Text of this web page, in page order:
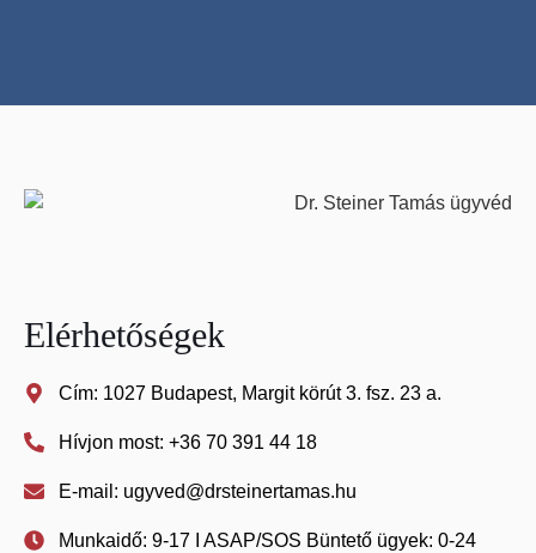
Elérhetőségek
Cím: 1027 Budapest, Margit körút 3. fsz. 23 a.
Hívjon most: +36 70 391 44 18
E-mail: ugyved@drsteinertamas.hu
Munkaidő: 9-17 I ASAP/SOS Büntető ügyek: 0-24